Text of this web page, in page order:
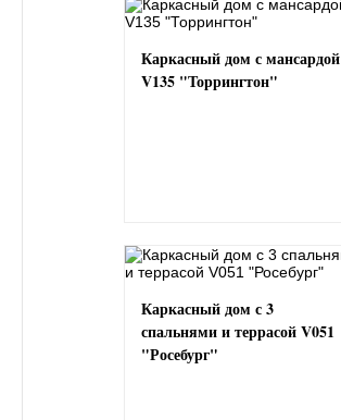
Каркасный дом с мансардой
V135 "Торрингтон"
Каркасный дом с 3
спальнями и террасой V051
"Росебург"